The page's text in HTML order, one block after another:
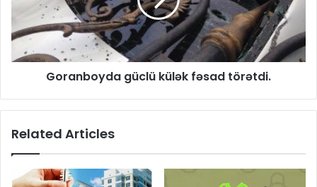
Goranboyda güclü külək fəsad törətdi.
Related Articles